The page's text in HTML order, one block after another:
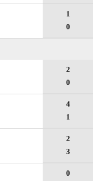
1
0
2
0
4
1
2
3
0